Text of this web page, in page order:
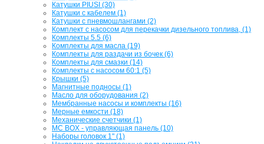
Катушки PIUSI (30)
Катушки с кабелем (1)
Катушки с пневмошлангами (2)
Комплект с насосом для перекачки дизельного топлива, (1)
Комплекты 5.5 (6)
Комплекты для масла (19)
Комплекты для раздачи из бочек (6)
Комплекты для смазки (14)
Комплекты с насосом 60:1 (5)
Крышки (5)
Магнитные подносы (1)
Масло для оборудования (2)
Мембранные насосы и комплекты (16)
Мерные емкости (18)
Механические счетчики (1)
МС BOX - управляющая панель (10)
Наборы головок 1" (1)